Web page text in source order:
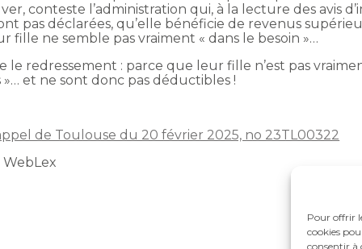
Pour offrir
cookies
consentir à
conteste l’administration qui, à la lecture des avis
pas déclarées, qu’elle bénéficie de revenus
fille ne semble pas vraiment « dans le besoin »…
le redressement : parce que leur fille n’est pas
et ne sont donc pas déductibles !
de Toulouse du 20 février 2025, no 23TL00322